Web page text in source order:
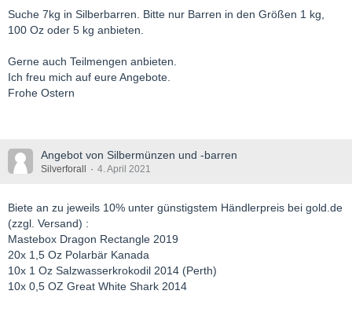
Suche 7kg in Silberbarren. Bitte nur Barren in den Größen 1 kg,
100 Oz oder 5 kg anbieten.
Gerne auch Teilmengen anbieten.
Ich freu mich auf eure Angebote.
Frohe Ostern
Angebot von Silbermünzen und -barren
Silverforall 4. April 2021
Biete an zu jeweils 10% unter günstigstem Händlerpreis bei gold.de
(zzgl. Versand) :
Mastebox Dragon Rectangle 2019
20x 1,5 Oz Polarbär Kanada
10x 1 Oz Salzwasserkrokodil 2014 (Perth)
10x 0,5 OZ Great White Shark 2014